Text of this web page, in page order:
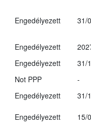
Engedélyezett 31/
Engedélyezett
Engedélyezett
31/
Not PPP
-
Engedélyezett
31/
Engedélyezett
15/